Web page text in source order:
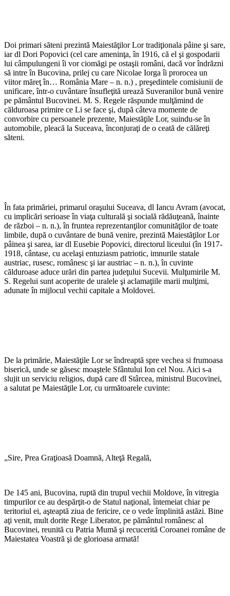
Doi primari săteni prezintă Maiestăţilor Lor tradiţionala pâine şi sare,
iar dl Dori Popovici (cel care ameninţa, în 1916, că el şi gospodarii
lui câmpulungeni îi vor ciomăgi pe ostaşii români, dacă vor îndrăzni
să intre în Bucovina, prilej cu care Nicolae Iorga îi prorocea un
viitor măreţ în… România Mare – n. n.) , preşedintele comisiunii de
unificare, într-o cuvântare însufleţită urează Suveranilor bună venire
pe pământul Bucovinei. M. S. Regele răspunde mulţămind de
călduroasa primire ce Li se face şi, după câteva momente de
convorbire cu persoanele prezente, Maiestăţile Lor, suindu-se în
automobile, pleacă la Suceava, înconjuraţi de o ceată de călăreţi
săteni.
În fata primăriei, primarul oraşului Suceava, dl Iancu Avram (avocat,
cu implicări serioase în viaţa culturală şi socială rădăuţeană, înainte
de război – n. n.), în fruntea reprezentanţilor comunităţilor de toate
limbile, după o cuvântare de bună venire, prezintă Maiestăţilor Lor
pâinea şi sarea, iar dl Eusebie Popovici, directorul liceului (în 1917-
1918, cântase, cu acelaşi entuziasm patriotic, imnurile statale
austriac, rusesc, românesc şi iar austriac – n. n.), în cuvinte
călduroase aduce urări din partea judeţului Sucevii. Mulţumirile M.
S. Regelui sunt acoperite de uralele şi aclamaţiile marii mulţimi,
adunate în mijlocul vechii capitale a Moldovei.
De la primărie, Maiestăţile Lor se îndreaptă spre vechea si frumoasa
biserică, unde se găsesc moaştele Sfântului Ion cel Nou. Aici s-a
slujit un serviciu religios, după care dl Stârcea, ministrul Bucovinei,
a salutat pe Maiestăţile Lor, cu următoarele cuvinte:
„Sire, Prea Graţioasă Doamnă, Alteţă Regală,
De 145 ani, Bucovina, ruptă din trupul vechii Moldove, în vitregia
timpurilor ce au despărţit-o de Statul naţional, întemeiat chiar pe
teritoriul ei, aşteaptă ziua de fericire, ce o vede împlinită astăzi. Bine
aţi venit, mult dorite Rege Liberator, pe pământul românesc al
Bucovinei, reunită cu Patria Mumă şi recucerită Coroanei române de
Maiestatea Voastră şi de glorioasa armată!